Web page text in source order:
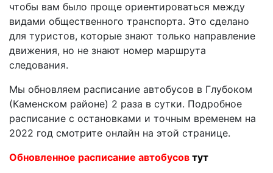
чтобы вам было проще ориентироваться между
видами общественного транспорта. Это сделано
для туристов, которые знают только направление
движения, но не знают номер маршрута
следования.
Мы обновляем расписание автобусов в Глубоком
(Каменском районе) 2 раза в сутки. Подробное
расписание с остановками и точным временем на
2022 год смотрите онлайн на этой странице.
Обновленное расписание автобусов тут